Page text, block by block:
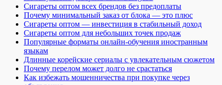
Сигареты оптом всех брендов без предоплаты
Почему минимальный заказ от блока — это плюс
Сигареты оптом — инвестиция в стабильный доход
Сигареты оптом для небольших точек продаж
Популярные форматы онлайн-обучения иностранным
языкам
Длинные корейские сериалы с увлекательным сюжетом
Почему перелом может долго не срастаться
Как избежать мошенничества при покупке через